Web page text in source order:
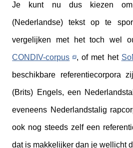
Je kunt nu dus kiezen
(Nederlandse) tekst op te
vergelijken met het toch wel
CONDIV-corpus , of met het
beschikbare referentiecorpora
(Brits) Engels, een
eveneens Nederlandstalig
ook nog steeds zelf een
dat is makkelijker dan je wellicht